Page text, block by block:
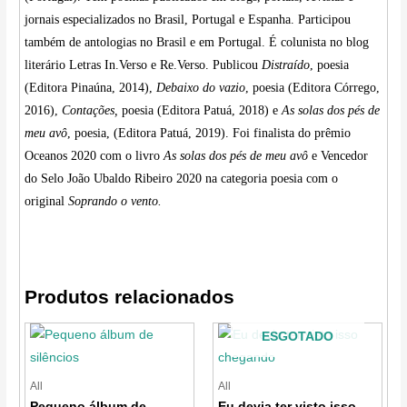
jornais especializados no Brasil, Portugal e Espanha. Participou
também de antologias no Brasil e em Portugal. É colunista no blog
literário Letras In.Verso e Re.Verso. PublicouDistraído, poesia
(Editora Pinaúna, 2014),Debaixo do vazio, poesia (Editora Córrego,
2016),Contações, poesia (Editora Patuá, 2018) eAs solas dos pés de
meu avô, poesia, (Editora Patuá, 2019). Foi finalista do prêmio
Oceanos 2020 com o livroAs solas dos pés de meu avô e Vencedor
do Selo João Ubaldo Ribeiro 2020 na categoria poesia com o
originalSoprando o vento.
Produtos relacionados
All
ESGOTADO
All